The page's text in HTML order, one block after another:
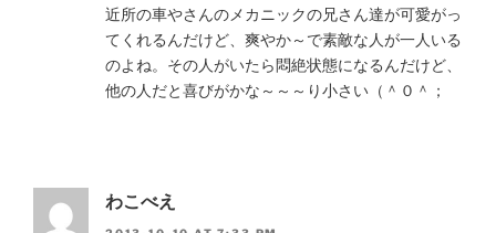
近所の車やさんのメカニックの兄さん達が可愛がっ
てくれるんだけど、爽やか～で素敵な人が一人いる
のよね。その人がいたら悶絶状態になるんだけど、
他の人だと喜びがかな～～～り小さい（＾０＾；
わこべえ